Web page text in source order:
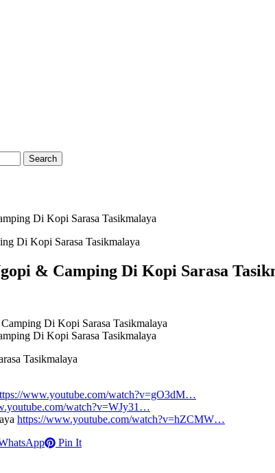
Di Kopi Sarasa Tasikmalaya
& Camping Di Kopi Sarasa
Di Kopi Sarasa Tasikmalaya
Tasikmalaya
www.youtube.com/watch?v=gO3dM…
watch?v=WJy31…
https://www.youtube.com/watch?v=hZCMW…
Pin It